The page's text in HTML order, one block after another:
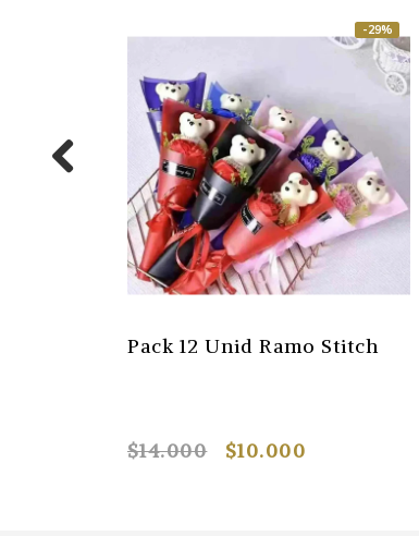
-29%
Pack 12 Unid Ramo Stitch
$14.000 $10.000